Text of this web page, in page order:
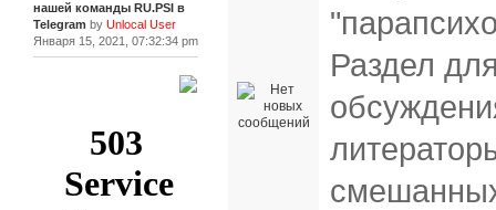
нашей команды RU.PSI в
Telegram by Unlocal User
Января 15, 2021, 07:32:34 pm
Раздел